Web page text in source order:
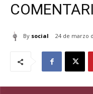
By social 24 de marzo